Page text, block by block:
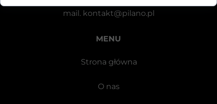
MENU
Strona główna
O nas
mail. kontakt@pilano.pl